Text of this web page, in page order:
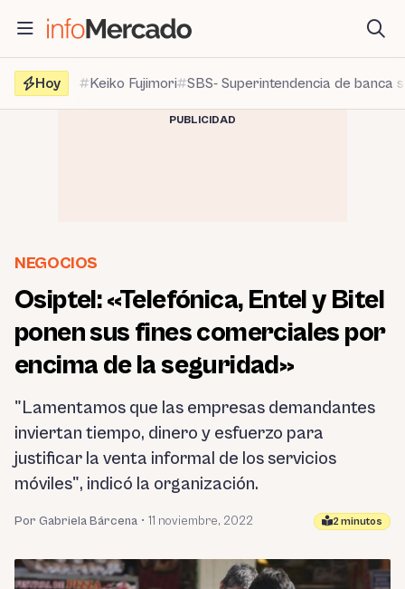
contenido
Hoy
Keiko Fujimori SBS- Superintendencia de banca
PUBLICIDAD
NEGOCIOS
Osiptel: «Telefónica, Entel y Bitel
ponen sus fines comerciales por
encima de la seguridad»
"Lamentamos que las empresas demandantes
inviertan tiempo, dinero y esfuerzo para
justificar la venta informal de los servicios
móviles", indicó la organización.
Por Gabriela Bárcena • 11 noviembre, 2022 2 minutos